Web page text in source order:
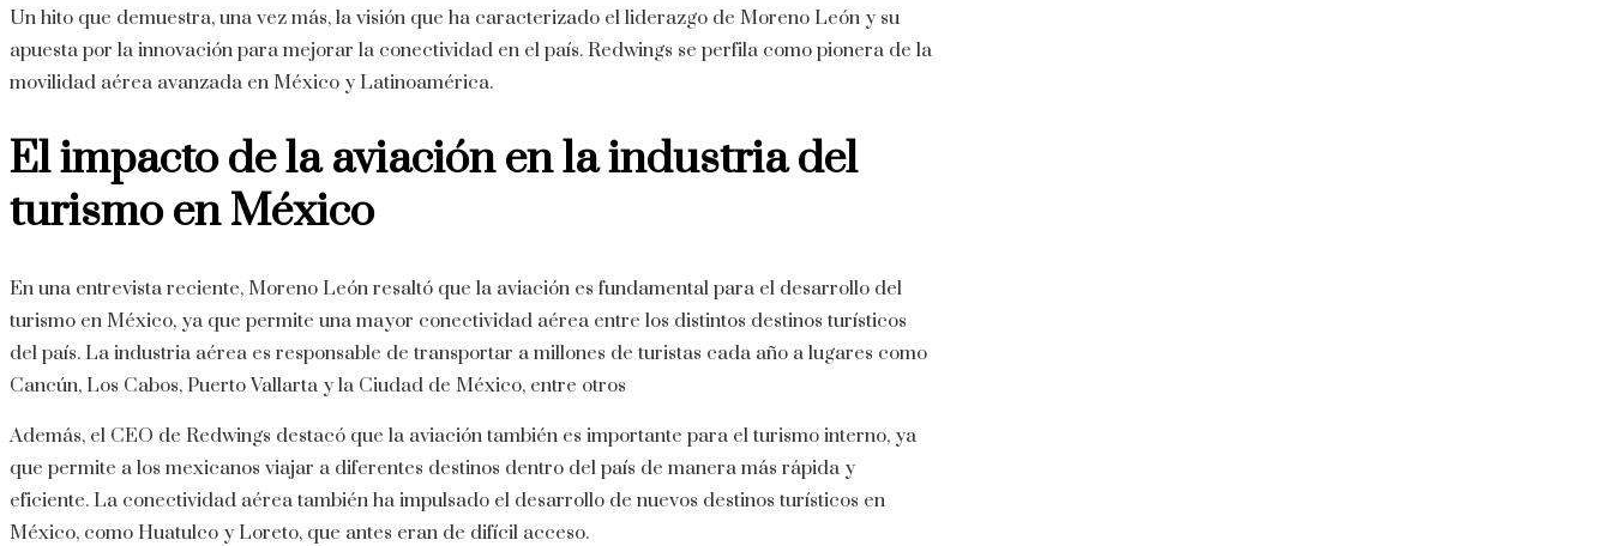
Un hito que demuestra, una vez más, la visión que ha caracterizado el liderazgo de Moreno León y su
apuesta por la innovación para mejorar la conectividad en el país. Redwings se perfila como pionera de la
movilidad aérea avanzada en México y Latinoamérica.
El impacto de la aviación en la industria del
turismo en México
En una entrevista reciente, Moreno León resaltó que la aviación es fundamental para el desarrollo del
turismo en México, ya que permite una mayor conectividad aérea entre los distintos destinos turísticos
del país. La industria aérea es responsable de transportar a millones de turistas cada año a lugares como
Cancún, Los Cabos, Puerto Vallarta y la Ciudad de México, entre otros
Además, el CEO de Redwings destacó que la aviación también es importante para el turismo interno, ya
que permite a los mexicanos viajar a diferentes destinos dentro del país de manera más rápida y
eficiente. La conectividad aérea también ha impulsado el desarrollo de nuevos destinos turísticos en
México, como Huatulco y Loreto, que antes eran de difícil acceso.